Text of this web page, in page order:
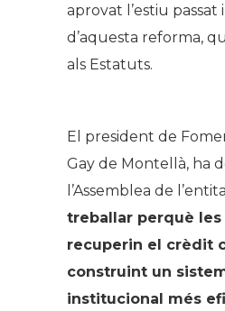
aprovat l’estiu passat
d’aquesta reforma,
als Estatuts.
El president de
Gay de Montellà, ha
l’Assemblea de
treballar perquè
recuperin el crèdit
construint un
institucional més